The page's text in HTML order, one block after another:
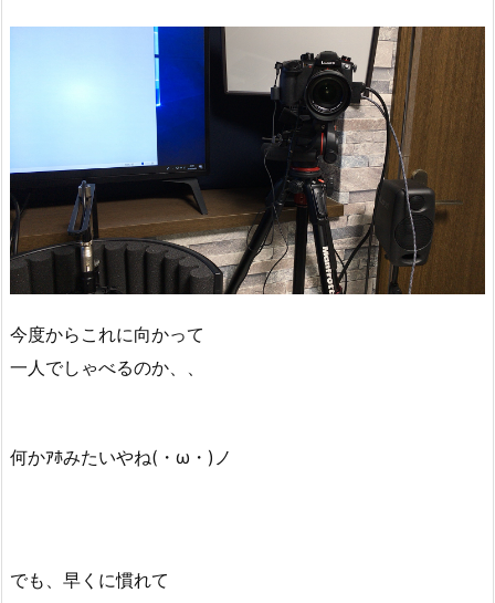
今度からこれに向かって
一人でしゃべるのか、、
何かｱﾎみたいやね(・ω・)ノ
でも、早くに慣れて